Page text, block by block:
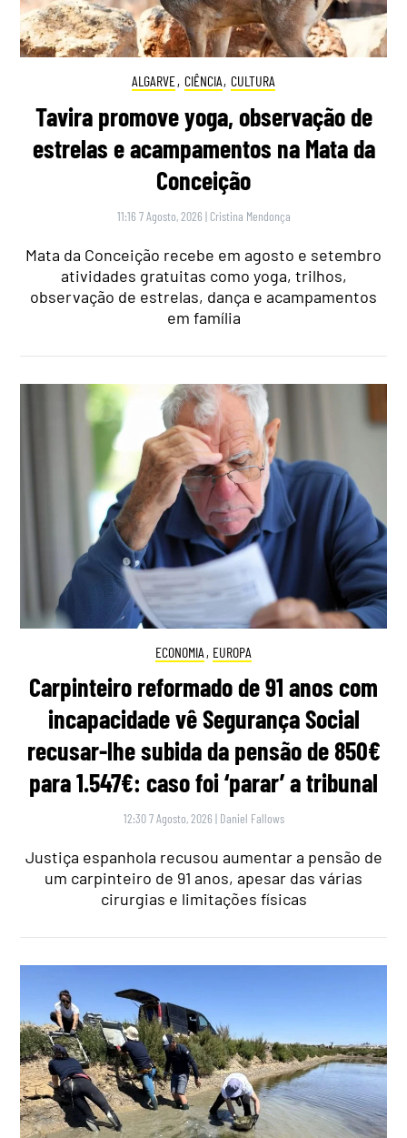
ALGARVE, CIÊNCIA, CULTURA
Tavira promove yoga, observação de
estrelas e acampamentos na Mata da
Conceição
11:16 7 Agosto, 2026 | Cristina Mendonça
Mata da Conceição recebe em agosto e setembro
atividades gratuitas como yoga, trilhos,
observação de estrelas, dança e acampamentos
em família
ECONOMIA , EUROPA
Carpinteiro reformado de 91 anos com
incapacidade vê Segurança Social
recusar-lhe subida da pensão de 850€
para 1.547€: caso foi ‘parar’ a tribunal
12:30 7 Agosto, 2026 | Daniel Fallows
Justiça espanhola recusou aumentar a pensão de
um carpinteiro de 91 anos, apesar das várias
cirurgias e limitações físicas